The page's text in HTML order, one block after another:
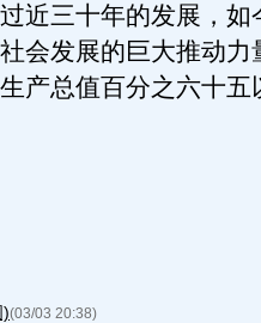
近三十年的发展，如
会发展的巨大推动力
产总值百分之六十五
)(03/03 20:38)